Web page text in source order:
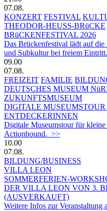
07.08.
KONZERT FESTIVAL
THEODOR-HEUSS-BRüCKE
BRüCKENFESTIVAL 2026
Das Brückenfestival lädt auf
und Subkultur bei freiem
09.00
07.08.
FREIZEIT FAMILIE
DEUTSCHES MUSEUM
ZUKUNFTSMUSEUM
DIGITALE
ENTDECKERINNEN
Digitale Museumstour für
Actionbound. >>
10.00
07.08.
BILDUNG/BUSINESS
VILLA LEON
SOMMERFERIEN-
DER VILLA LEON VON 3.
(AUSVERKAUFT)
Weitere Infos zur Veranstaltung